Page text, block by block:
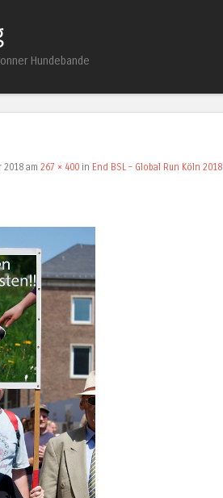
Hundebande
2018 am 267 × 400 in End BSL – Global Run Köln 2018